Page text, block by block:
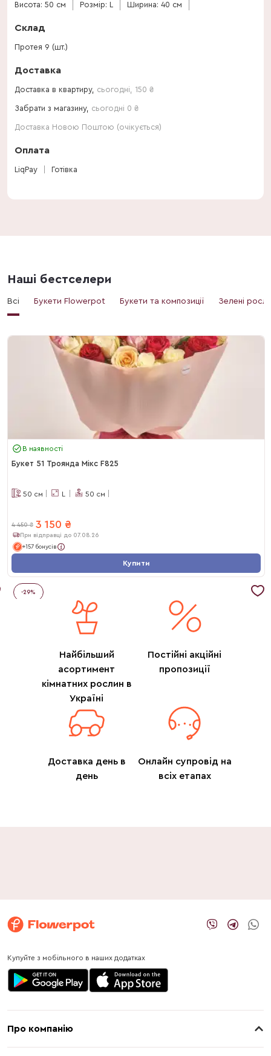
Висота: 50 см Розмір: L Ширина: 40 см
Склад
Протея 9 (шт.)
Доставка
Доставка в квартиру, сьогодні 150 ₴
Забрати з магазину, сьогодні 0 ₴
Доставка Новою Поштою (очікується)
Оплата
LiqPay Готівка
Наші бестселери
Всі Букети Flowerpot Букети та композиції Зелені
В наявності
Букет 51 Троянда Мікс F825
50 см L 50 см
4 450 ₴ 3 150 ₴
При відправці до 07.08.26
+157 бонусів
Купити
-29%
Найбільший
асортимент
кімнатних рослин в
Україні
Постійні акційні
пропозиції
Доставка день в
день
Онлайн супровід на
всіх етапах
Купуйте з мобільного в наших додатках
Про компанію